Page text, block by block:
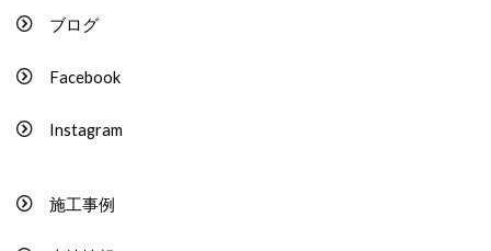
ブログ
Facebook
Instagram
施工事例